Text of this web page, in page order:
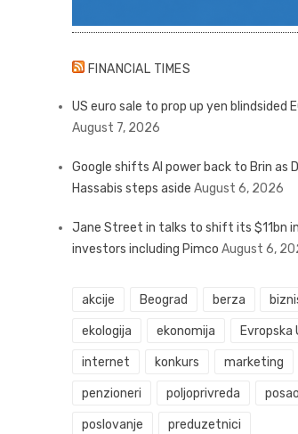
FINANCIAL TIMES
US euro sale to prop up yen blindsided
August 7, 2026
Google shifts AI power back to Brin as
Hassabis steps aside August 6, 2026
Jane Street in talks to shift its $11bn
investors including Pimco August 6,
akcije Beograd berza
ekologija ekonomija Evropska
internet konkurs marketing
penzioneri poljoprivreda posao
poslovanje preduzetnici